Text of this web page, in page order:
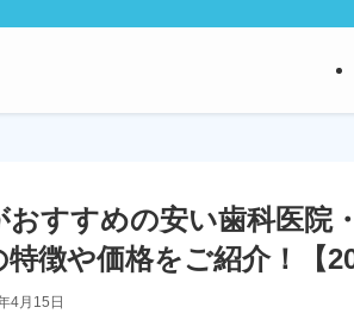
すすめの安い歯科医院
徴や価格をご紹介！【
4月15日